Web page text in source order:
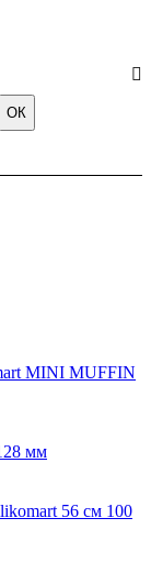
ОК
MINI MUFFIN
мм
56 см 100